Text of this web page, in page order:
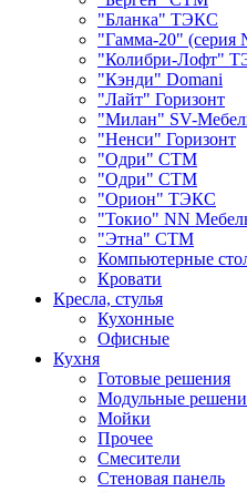
"Бланка" ТЭКС
"Гамма-20" (серия
"Колибри-Лофт"
"Кэнди" Domani
"Лайт" Горизонт
"Милан" SV-
"Ненси" Горизонт
"Одри" СТМ
"Одри" СТМ
"Орион" ТЭКС
"Токио" NN
"Этна" СТМ
Компьютерные
Кровати
Кресла, стулья
Кухонные
Офисные
Кухня
Готовые решения
Модульные
Мойки
Прочее
Смесители
Стеновая панель